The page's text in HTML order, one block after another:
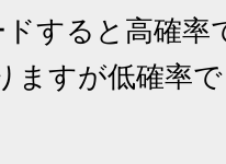
すると高確率
ますが低確率